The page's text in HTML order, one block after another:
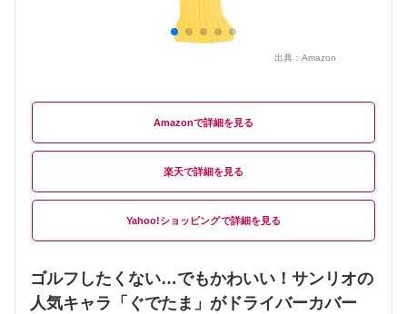
出典： Amazon
Amazon
楽天
Yahoo!ショッピング
ゴルフしたくない…でもかわいい！サンリオの
人気キャラ「ぐでたま」がドライバーカバー